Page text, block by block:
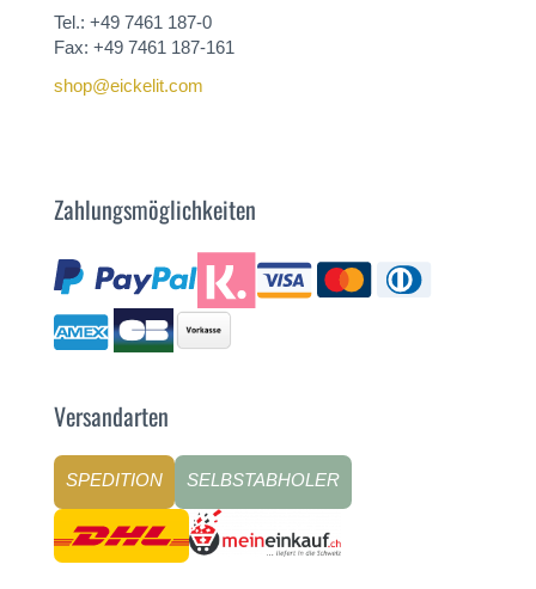
Tel.: +49 7461 187-0
Fax: +49 7461 187-161
shop@eickelit.com
Zahlungsmöglichkeiten
Versandarten
SPEDITION SELBSTABHOLER